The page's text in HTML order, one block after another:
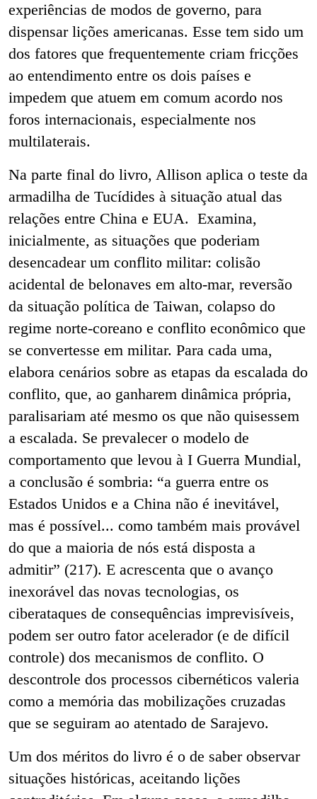
experiências de modos de governo, para
dispensar lições americanas. Esse tem sido um
dos fatores que frequentemente criam fricções
ao entendimento entre os dois países e
impedem que atuem em comum acordo nos
foros internacionais, especialmente nos
multilaterais.
Na parte final do livro, Allison aplica o teste da
armadilha de Tucídides à situação atual das
relações entre China e EUA. Examina,
inicialmente, as situações que poderiam
desencadear um conflito militar: colisão
acidental de belonaves em alto-mar, reversão
da situação política de Taiwan, colapso do
regime norte-coreano e conflito econômico que
se convertesse em militar. Para cada uma,
elabora cenários sobre as etapas da escalada do
conflito, que, ao ganharem dinâmica própria,
paralisariam até mesmo os que não quisessem
a escalada. Se prevalecer o modelo de
comportamento que levou à I Guerra Mundial,
a conclusão é sombria: “a guerra entre os
Estados Unidos e a China não é inevitável,
mas é possível... como também mais provável
do que a maioria de nós está disposta a
admitir” (217). E acrescenta que o avanço
inexorável das novas tecnologias, os
ciberataques de consequências imprevisíveis,
podem ser outro fator acelerador (e de difícil
controle) dos mecanismos de conflito. O
descontrole dos processos cibernéticos valeria
como a memória das mobilizações cruzadas
que se seguiram ao atentado de Sarajevo.
Um dos méritos do livro é o de saber observar
situações históricas, aceitando lições